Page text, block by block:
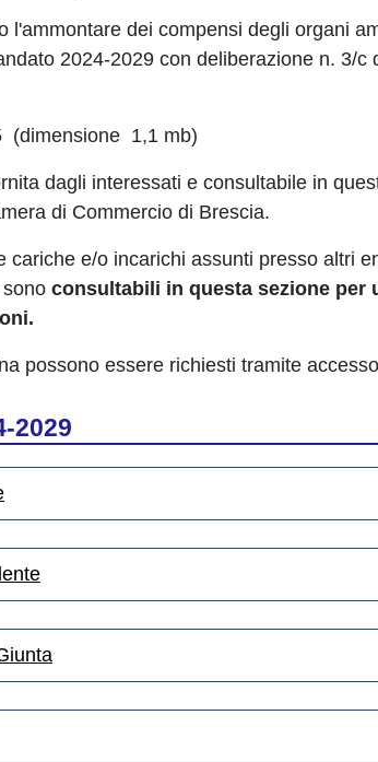
l'ammontare dei compensi degli organi
2024-2029 con deliberazione n. 3/c
(dimensione 1,1 mb)
dagli interessati e consultabile in
di Commercio di Brescia.
cariche e/o incarichi assunti presso altri
consultabili in questa sezione per
possono essere richiesti tramite
2029